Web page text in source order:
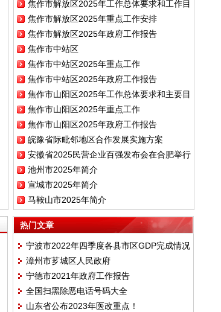
依法治国工作条例》
焦作市解放区2025年工作总体要求和工作目
标
焦作市解放区2025年重点工作安排
焦作市解放区2025年政府工作报告
焦作市中站区
焦作市中站区2025年重点工作
焦作市中站区2025年政府工作报告
焦作市山阳区2025年工作总体要求和主要目
标
焦作市山阳区2025年重点工作
焦作市山阳区2025年政府工作报告
皖豫省际毗邻地区合作发展实施方案
安徽省2025民营企业百强发布会在合肥举行
池州市2025年简介
宣城市2025年简介
马鞍山市2025年简介
热门文章
宁波市2022年四季度各县市区GDP完成情况
漳州市芗城区人民政府
宁德市2021年政府工作报告
全国扫黑除恶电话号码大全
山东省公布2023年医改重点！